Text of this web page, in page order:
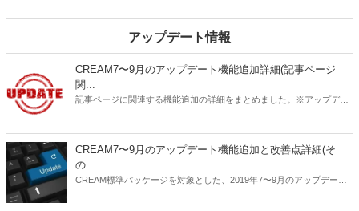
アップデート情報
CREAM7〜9月のアップデート機能追加詳細(記事ページ
関...
記事ページに関連する機能追加の詳細をまとめました。※アップデー
CREAM7〜9月のアップデート機能追加と改善点詳細(そ
の...
CREAM標準パッケージを対象とした、2019年7〜9月のアップデート